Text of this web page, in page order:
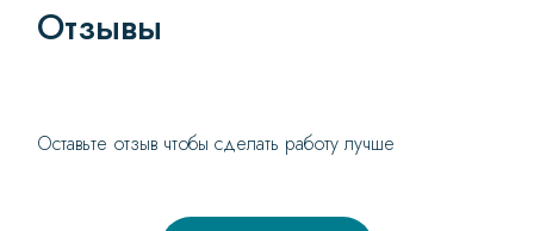
Отзывы
Оставьте отзыв чтобы сделать работу лучше